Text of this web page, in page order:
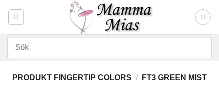
PRODUKT FINGERTIP COLORS / FT3 GREEN MIST